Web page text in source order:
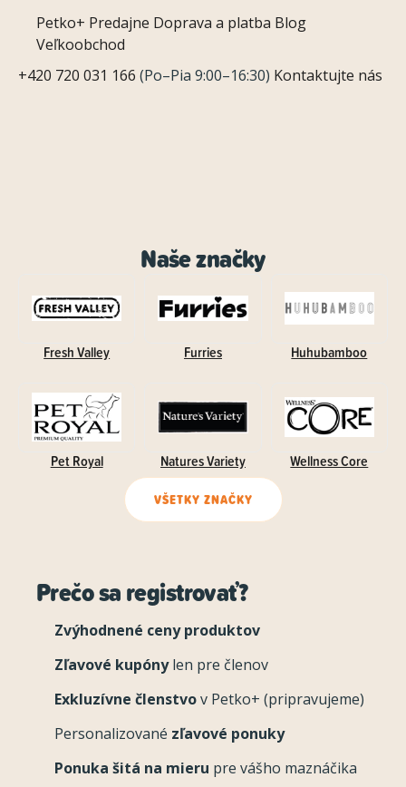
Petko+ Predajne Doprava a platba Blog
Veľkoobchod
+420 720 031 166 (Po–Pia 9:00–16:30) Kontaktujte nás
Naše značky
Fresh Valley Furries Huhubamboo
Pet Royal Natures Variety Wellness Core
VŠETKY ZNAČKY
Prečo sa registrovať?
Zvýhodnené ceny produktov
Zľavové kupónylen pre členov
Exkluzívne členstvov Petko+ (pripravujeme)
Personalizované zľavové ponuky
Ponuka šitá na mieru pre vášho maznáčika